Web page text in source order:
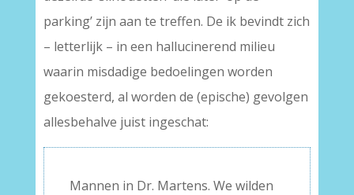
parking’ zijn aan te treffen. De ik bevindt zich
– letterlijk – in een hallucinerend milieu
waarin misdadige bedoelingen worden
gekoesterd, al worden de (epische) gevolgen
allesbehalve juist ingeschat:
Mannen in Dr. Martens. We wilden